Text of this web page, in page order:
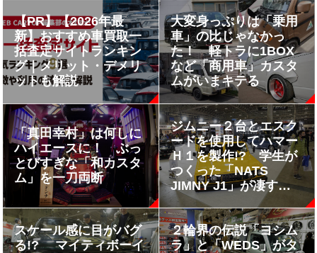
【PR】【2026年最
新】おすすめ車買取一
括査定サイトランキン
グ｜メリット・デメリ
ットも解説
大変身っぷりは「乗用
車」の比じゃなかっ
た！ 軽トラに1BOX
など「商用車」カスタ
ムがいまキテる
「真田幸村」は何しに
ハイエースに！ ぶっ
とびすぎな「和カスタ
ム」を一刀両断
ジムニー２台とエスク
ードを使用してハマー
Ｈ１を製作!? 学生が
つくった「NATS
JIMNY J1」が凄すぎ
る【TAS2024】
スケール感に目がバグ
る!? マイティボーイ
２輪界の伝説「ヨシム
ラ」と「WEDS」がタ